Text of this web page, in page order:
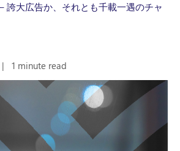
誇大広告か、それとも千載一遇のチャ
| 1 minute read